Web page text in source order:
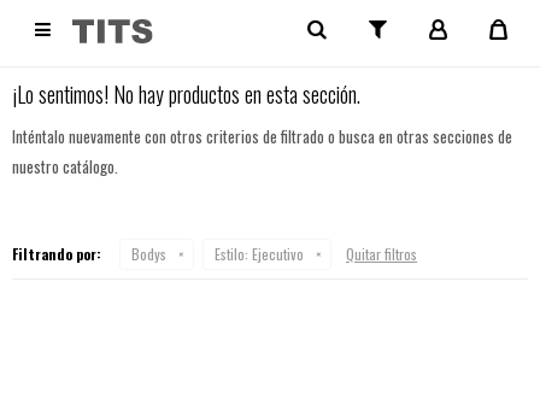
 NO SE HAN RECUPERADO PRODUCTOS
¡Lo sentimos! No hay productos en esta sección.
Inténtalo nuevamente con otros criterios de filtrado o busca en otras secciones de
nuestro catálogo.
Filtrando por: Bodys Estilo: Ejecutivo Quitar filtros